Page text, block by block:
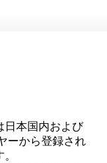
本国内および
ーから登録され